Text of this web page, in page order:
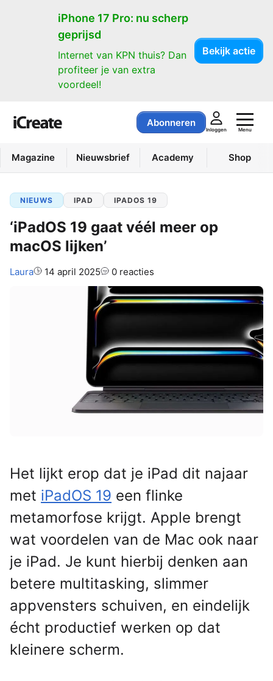
iPhone 17 Pro: nu scherp
geprijsd
Internet van KPN thuis? Dan
profiteer je van extra
voordeel!
Bekijk actie
Abonneren
Inloggen Menu
Magazine Nieuwsbrief Academy Shop
NIEUWS IPAD IPADOS 19
‘iPadOS 19 gaat véél meer op
macOS lijken’
Auteur:
Laura 14 april 2025 0 reacties
Het lijkt erop dat je iPad dit najaar
met iPadOS 19 een flinke
metamorfose krijgt. Apple brengt
wat voordelen van de Mac ook naar
je iPad. Je kunt hierbij denken aan
betere multitasking, slimmer
appvensters schuiven, en eindelijk
écht productief werken op dat
kleinere scherm.